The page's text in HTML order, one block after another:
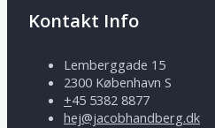
Kontakt Info
Lemberggade 15
2300 København S
+45 5382 8877
hej@jacobhandberg.dk